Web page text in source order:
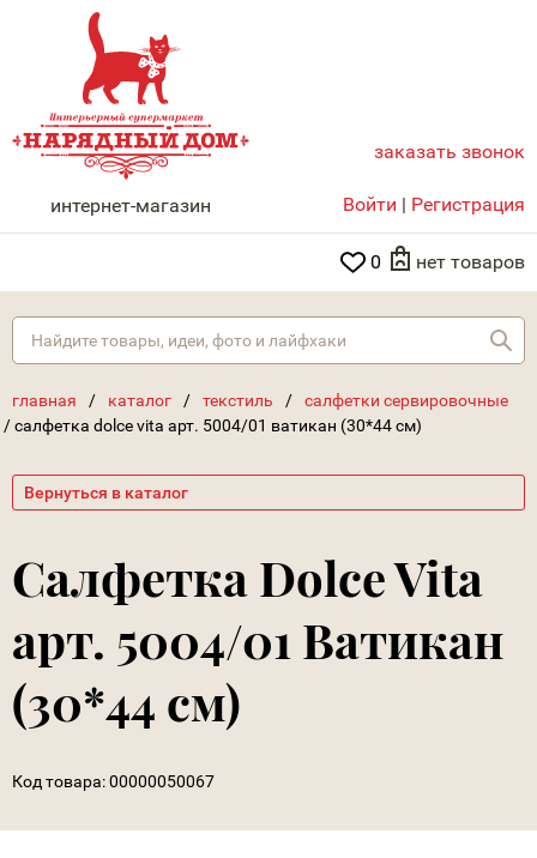
НАРЯДНЫЙ ДОМ
интернет-магазин
заказать звонок
Войти | Регистрация
0 нет товаров
главная / каталог / текстиль /
салфетки сервировочные
/салфетка dolce vita арт. 5004/01 ватикан (30*44 см)
Вернуться в каталог
Салфетка Dolce Vita
арт. 5004/01 Ватикан
(30*44 см)
Код товара:00000050067